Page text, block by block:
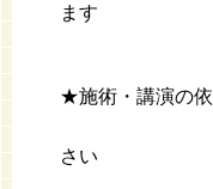
ます
★施術・講演の
さい